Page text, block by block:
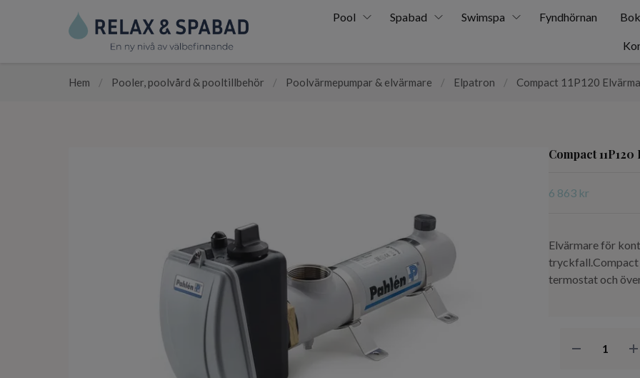
Pool Spabad Swimspa Fyndhörnan
Hem / Pooler, poolvård & pooltillbehör / Poolvärmepumpar & elvärmare / Elpatron / Compact 11P120
Compact
6 863 kr
Elvärmare för
tryckfall.Compact
termostat och